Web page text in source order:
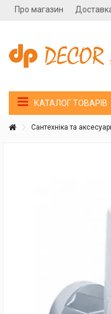
Про магазин
КАТАЛОГ ТОВАРІВ
Сантехніка та